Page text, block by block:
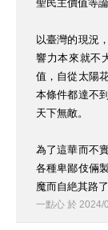
聖民主價值等
以臺灣的現況
響力本來就不
值，自從太陽
本條件都達不
天下無敵。
為了這華而不
各種卑鄙伎倆
魔而自絶其路
一點心 於 2024/